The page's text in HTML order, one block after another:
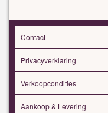
Contact
Privacyverklaring
Verkoopcondities
Aankoop & Levering